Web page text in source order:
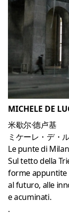
MICHELE DE
米歇尔·德卢基
ミケーレ・デ・
Le punte di
Sul tetto della
forme appuntite
al futuro, alle
e acuminati.
.